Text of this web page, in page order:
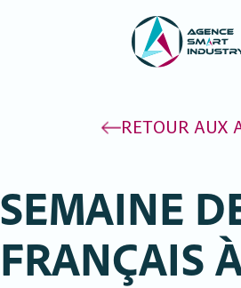
RETOUR AUX
SEMAINE
FRANÇAIS